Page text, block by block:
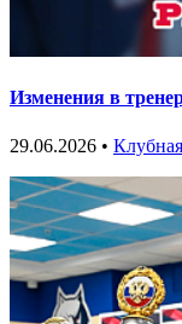
Изменения в
29.06.2026 •